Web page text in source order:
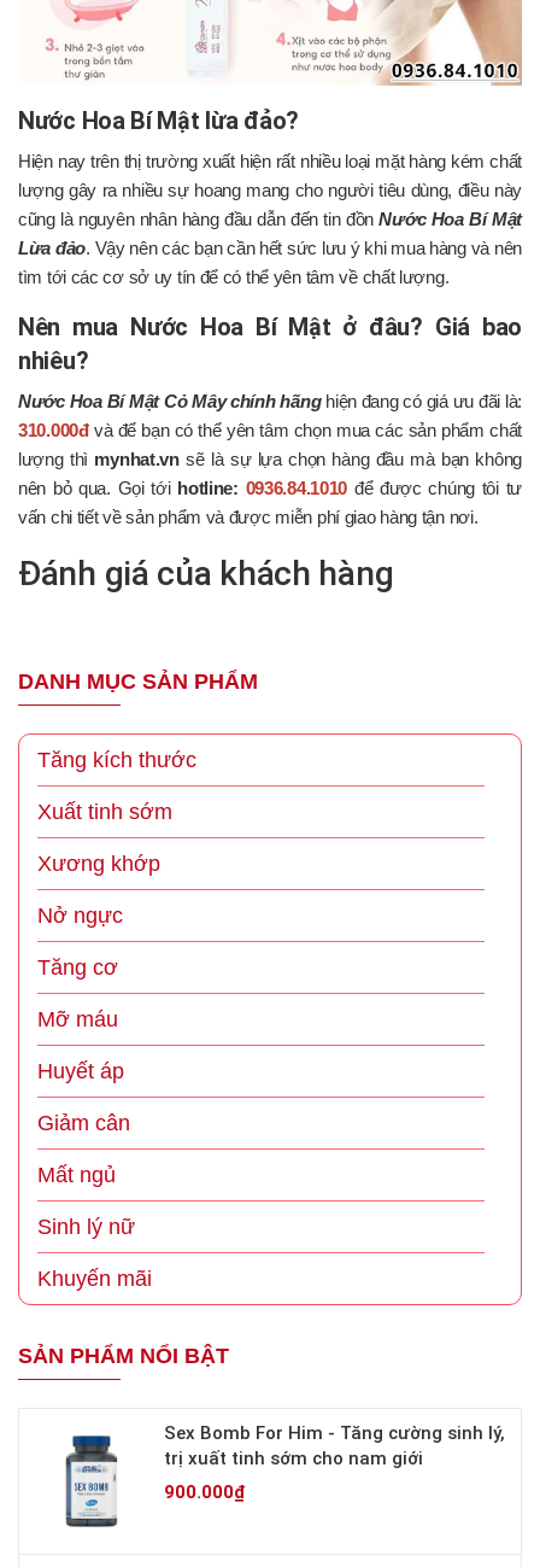
Nước Hoa Bí Mật lừa đảo?
Hiện nay trên thị trường xuất hiện rất nhiều loại mặt hàng kém chất
lượng gây ra nhiều sự hoang mang cho người tiêu dùng, điều này
cũng là nguyên nhân hàng đầu dẫn đến tin đồnNước Hoa Bí Mật
Lừa đảo. Vậy nên các bạn cần hết sức lưu ý khi mua hàng và nên
tìm tới các cơ sở uy tín để có thể yên tâm về chất lượng.
Nên mua Nước Hoa Bí Mật ở đâu? Giá bao
nhiêu?
Nước Hoa Bí Mật Cỏ Mây chính hãnghiện đang có giá ưu đãi là:
310.000đ và để bạn có thể yên tâm chọn mua các sản phẩm chất
lượng thì mynhat.vnsẽ là sự lựa chọn hàng đầu mà bạn không
nên bỏ qua. Gọi tới hotline: 0936.84.1010 để được chúng tôi tư
vấn chi tiết về sản phẩm và được miễn phí giao hàng tận nơi.
Đánh giá của khách hàng
DANH MỤC SẢN PHẨM
Tăng kích thước
Xuất tinh sớm
Xương khớp
Nở ngực
Tăng cơ
Mỡ máu
Huyết áp
Giảm cân
Mất ngủ
Sinh lý nữ
Khuyến mãi
SẢN PHẨM NỔI BẬT
Sex Bomb For Him - Tăng cường sinh lý,
trị xuất tinh sớm cho nam giới
900.000₫